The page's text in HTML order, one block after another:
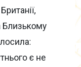
Близькому
є не